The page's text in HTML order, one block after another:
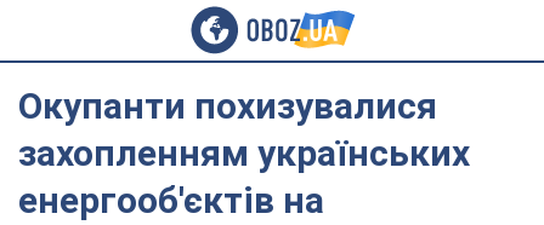
Окупанти похизувалися
захопленням українських
енергооб'єктів на